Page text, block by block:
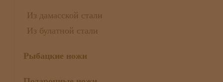
Из дамасской стали
Из булатной стали
Рыбацкие ножи